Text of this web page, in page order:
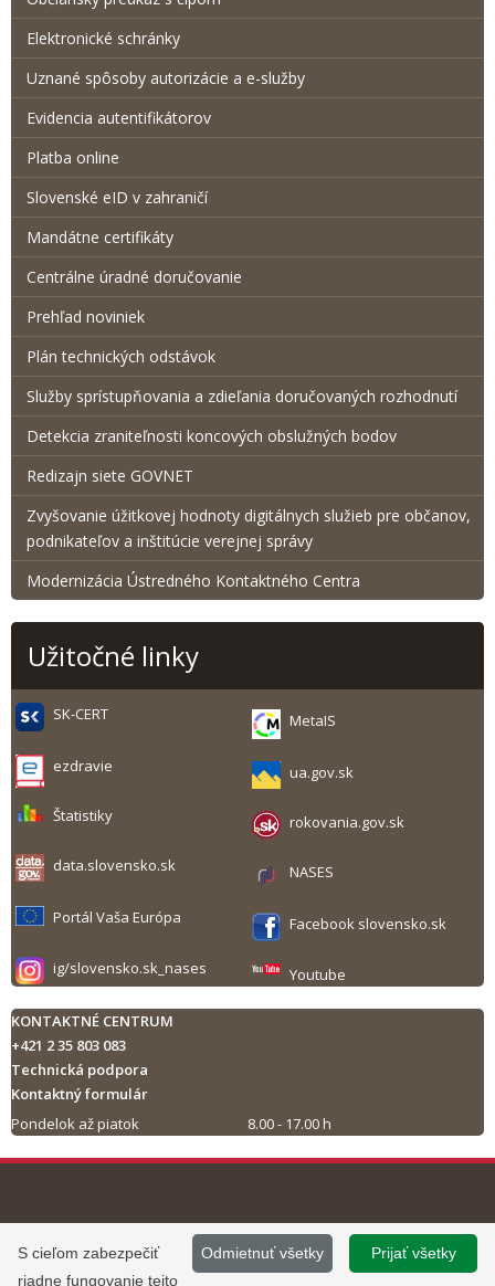
Elektronické schránky
Uznané spôsoby autorizácie a e-služby
Evidencia autentifikátorov
Platba online
Slovenské eID v zahraničí
Mandátne certifikáty
Centrálne úradné doručovanie
Prehľad noviniek
Plán technických odstávok
Služby sprístupňovania a zdieľania doručovaných rozhodnutí
Detekcia zraniteľnosti koncových obslužných bodov
Redizajn siete GOVNET
Zvyšovanie úžitkovej hodnoty digitálnych služieb pre občanov,
podnikateľov a inštitúcie verejnej správy
Modernizácia Ústredného Kontaktného Centra
Užitočné linky
SK-CERT MetaIS
ezdravie ua.gov.sk
Štatistiky rokovania.gov.sk
data.slovensko.sk NASES
Portál Vaša Európa Facebook slovensko.sk
ig/slovensko.sk_nases Youtube
KONTAKTNÉ CENTRUM
+421 2 35 803 083
Technická podpora
Kontaktný formulár
Pondelok až piatok
8.00 - 17.00 h
Tlač obsahu
©2013 - 2026, Slovensko.sk
Informácie zverejnené na portáli
Prevádzku stránky
www.slovensko.sk a správu jej
Prijať všetky
Odmietnuť všetky
S cieľom zabezpečiť
riadne fungovanie tejto